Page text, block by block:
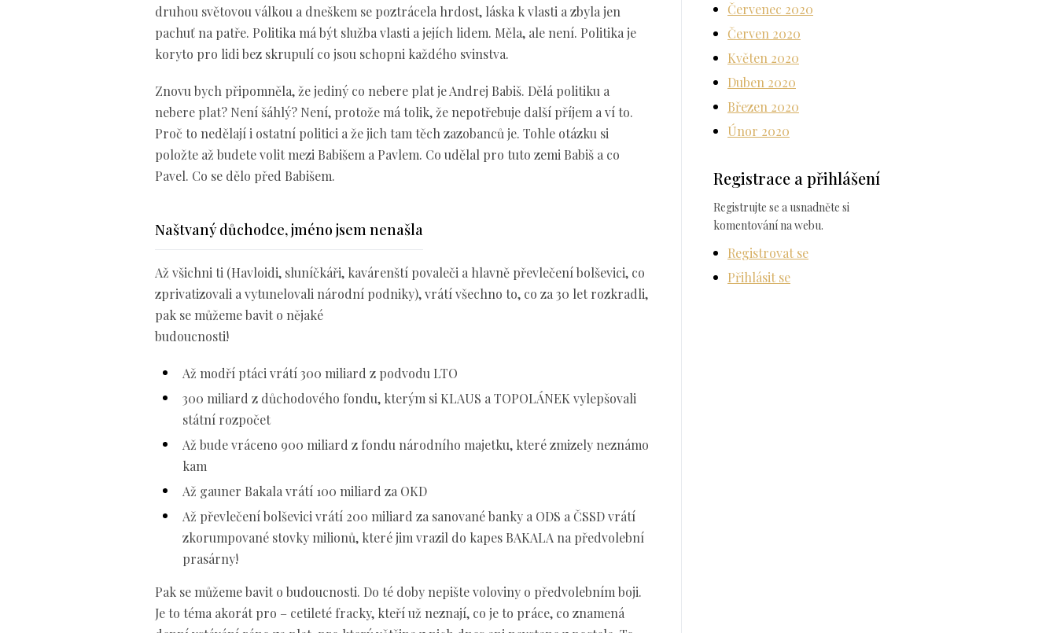
druhou světovou válkou a dneškem se poztrácela hrdost, láska k vlasti a zbyla jen
pachuť na patře. Politika má být služba vlasti a jejích lidem. Měla, ale není. Politika je
koryto pro lidi bez skrupulí co jsou schopni každého svinstva.
Znovu bych připomněla, že jediný co nebere plat je Andrej Babiš. Dělá politiku a
nebere plat? Není šáhlý? Není, protože má tolik, že nepotřebuje další příjem a ví to.
Proč to nedělají i ostatní politici a že jich tam těch zazobanců je. Tohle otázku si
položte až budete volit mezi Babišem a Pavlem. Co udělal pro tuto zemi Babiš a co
Pavel. Co se dělo před Babišem.
Naštvaný důchodce, jméno jsem nenašla
Až všichni ti (Havloidi, sluníčkáři, kavárenští povaleči a hlavně převlečení bolševici, co
zprivatizovali a vytunelovali národní podniky), vrátí všechno to, co za 30 let rozkradli,
pak se můžeme bavit o nějaké
budoucnosti!
Až modří ptáci vrátí 300 miliard z podvodu LTO
300 miliard z důchodového fondu, kterým si KLAUS a TOPOLÁNEK vylepšovali
státní rozpočet
Až bude vráceno 900 miliard z fondu národního majetku, které zmizely neznámo
kam
Až gauner Bakala vrátí 100 miliard za OKD
Až převlečení bolševici vrátí 200 miliard za sanované banky a ODS a ČSSD vrátí
zkorumpované stovky milionů, které jim vrazil do kapes BAKALA na předvolební
prasárny!
Pak se můžeme bavit o budoucnosti. Do té doby nepište voloviny o předvolebním boji.
Je to téma akorát pro – cetileté fracky, kteří už neznají, co je to práce, co znamená
Červenec 2020
Červen 2020
Květen 2020
Duben 2020
Březen 2020
Únor 2020
Registrace a přihlášení
Registrujte se a usnadněte si
komentování na webu.
Registrovat se
Přihlásit se